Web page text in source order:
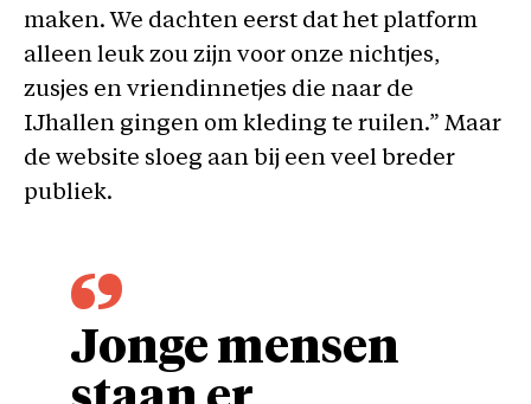
maken. We dachten eerst dat het platform
alleen leuk zou zijn voor onze nichtjes,
zusjes en vriendinnetjes die naar de
IJhallen gingen om kleding te ruilen.” Maar
de website sloeg aan bij een veel breder
publiek.
Jonge mensen